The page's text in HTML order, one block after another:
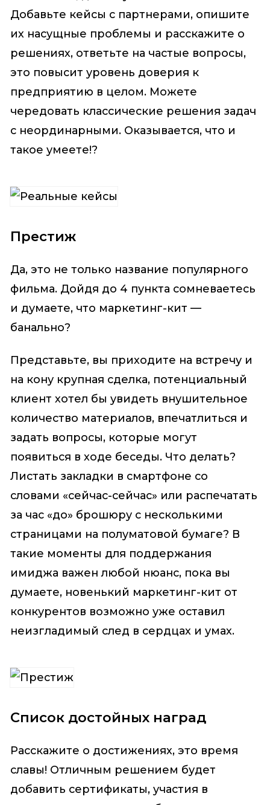
Добавьте кейсы с партнерами, опишите
их насущные проблемы и расскажите о
решениях, ответьте на частые вопросы,
это повысит уровень доверия к
предприятию в целом. Можете
чередовать классические решения задач
с неординарными. Оказывается, что и
такое умеете!?
Престиж
Да, это не только название популярного
фильма. Дойдя до 4 пункта сомневаетесь
и думаете, что маркетинг-кит —
банально?
Представьте, вы приходите на встречу и
на кону крупная сделка, потенциальный
клиент хотел бы увидеть внушительное
количество материалов, впечатлиться и
задать вопросы, которые могут
появиться в ходе беседы. Что делать?
Листать закладки в смартфоне со
словами «сейчас-сейчас» или распечатать
за час «до» брошюру с несколькими
страницами на полуматовой бумаге? В
такие моменты для поддержания
имиджа важен любой нюанс, пока вы
думаете, новенький маркетинг-кит от
конкурентов возможно уже оставил
неизгладимый след в сердцах и умах.
Список достойных наград
Расскажите о достижениях, это время
славы! Отличным решением будет
добавить сертификаты, участия в